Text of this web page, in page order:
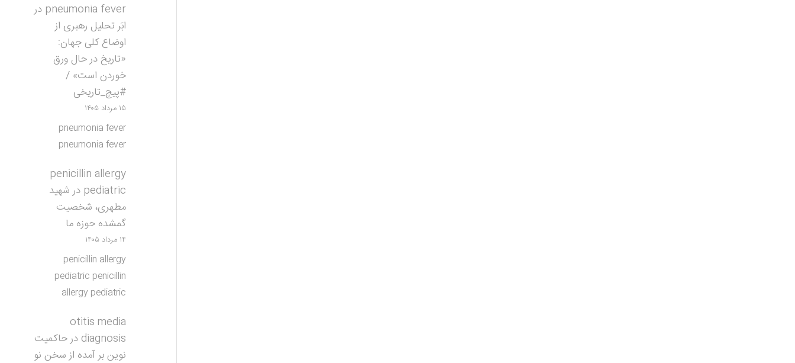
pneumonia fever در
ابَر تحلیل رهبری از
اوضاع کلی جهان:
«تاریخ در حال ورق
خوردن است» /
#پیچ_تاریخی
۱۵ مرداد ۱۴۰۵
pneumonia fever
pneumonia fever
penicillin allergy
pediatric درشهید
مطهری، شخصیت
گمشده حوزه ما
۱۴ مرداد ۱۴۰۵
penicillin allergy
pediatric penicillin
allergy pediatric
otitis media
diagnosis درحاکمیت
نوین بر آمده از سخن نو